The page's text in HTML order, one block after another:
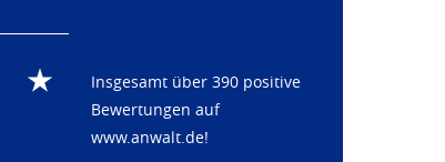
Insgesamt über 390 positive
Bewertungen auf
www.anwalt.de!